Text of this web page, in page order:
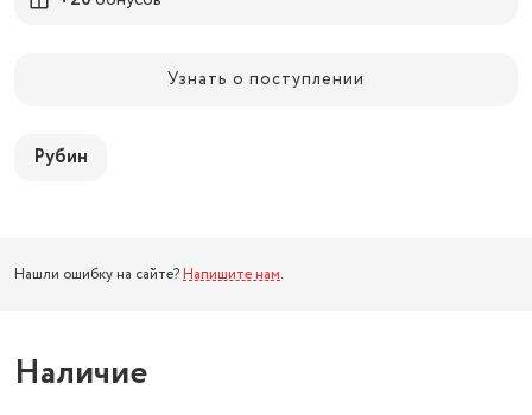
Узнать о поступлении
Рубин
Нашли ошибку на сайте? Напишите нам.
Наличие